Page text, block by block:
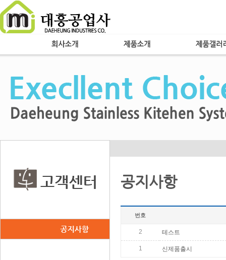
공지사항
번호
2 테스트
1 신제품출시